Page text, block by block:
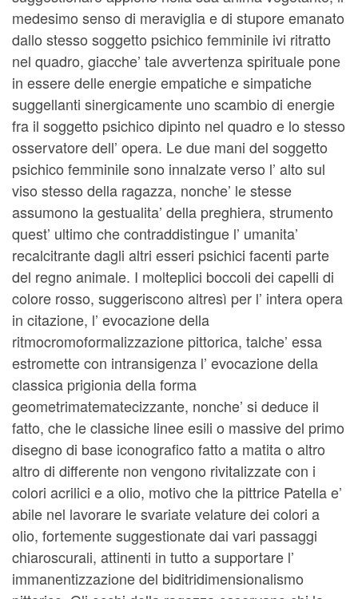
medesimo senso di meraviglia e di stupore emanato
dallo stesso soggetto psichico femminile ivi ritratto
nel quadro, giacche’ tale avvertenza spirituale pone
in essere delle energie empatiche e simpatiche
suggellanti sinergicamente uno scambio di energie
fra il soggetto psichico dipinto nel quadro e lo stesso
osservatore dell’ opera. Le due mani del soggetto
psichico femminile sono innalzate verso l’ alto sul
viso stesso della ragazza, nonche’ le stesse
assumono la gestualita’ della preghiera, strumento
quest’ ultimo che contraddistingue l’ umanita’
recalcitrante dagli altri esseri psichici facenti parte
del regno animale. I molteplici boccoli dei capelli di
colore rosso, suggeriscono altresì per l’ intera opera
in citazione, l’ evocazione della
ritmocromoformalizzazione pittorica, talche’ essa
estromette con intransigenza l’ evocazione della
classica prigionia della forma
geometrimatematecizzante, nonche’ si deduce il
fatto, che le classiche linee esili o massive del primo
disegno di base iconografico fatto a matita o altro
altro di differente non vengono rivitalizzate con i
colori acrilici e a olio, motivo che la pittrice Patella e’
abile nel lavorare le svariate velature dei colori a
olio, fortemente suggestionate dai vari passaggi
chiaroscurali, attinenti in tutto a supportare l’
immanentizzazione del biditridimensionalismo